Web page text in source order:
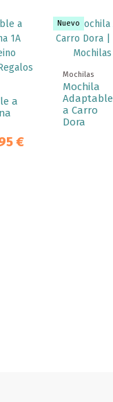
a
€
Nuevo
Mochilas
Mochila
Adaptable
a Carro
Dora